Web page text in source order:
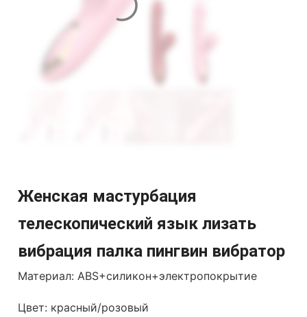
Женская мастурбация
телескопический язык лизать
вибрация палка пингвин вибратор
Материал: ABS+силикон+электропокрытие
Цвет: красный/розовый